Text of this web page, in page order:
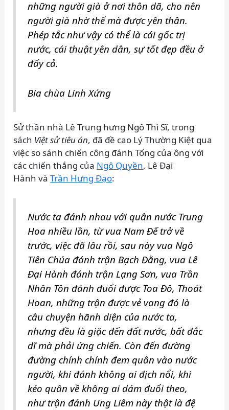
những người già ở nơi thôn dã, cho nên
người già nhờ thế mà được yên thân.
Phép tắc như vậy có thể là cái gốc trị
nước, cái thuật yên dân, sự tốt đẹp đều ở
đấy cả.
Bia chùa Linh Xứng
Sử thần nhà Lê Trung hưng Ngô Thì Sĩ, trong
sách Việt sử tiêu án, đã đề cao Lý Thường Kiệt qua
việc so sánh chiến công đánh Tống của ông với
các chiến thắng của Ngô Quyền, Lê Đại
Hành vàTrần Hưng Đạo:
Nước ta đánh nhau với quân nước Trung
Hoa nhiều lần, từ vua Nam Đế trở về
trước, việc đã lâu rồi, sau này vua Ngô
Tiên Chúa đánh trận Bạch Đằng, vua Lê
Đại Hành đánh trận Lạng Sơn, vua Trần
Nhân Tôn đánh đuổi được Toa Đô, Thoát
Hoan, những trận được vẻ vang đó là
câu chuyện hãnh diện của nước ta,
nhưng đều là giặc đến đất nước, bất đắc
dĩ mà phải ứng chiến. Còn đến đường
đường chính chính đem quân vào nước
người, khi đánh không ai địch nổi, khi
kéo quân về không ai dám đuổi theo,
như trận đánh Ung Liêm này thật là đệ